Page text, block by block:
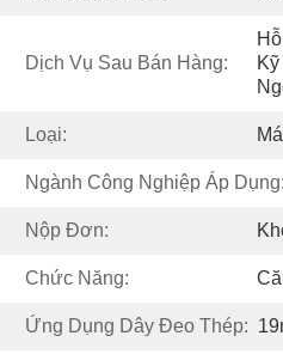
Dịch Vụ Sau Bán Hàng:
Loại:
Ngành Công Nghiệp Áp Dụng:
Nộp Đơn:
Chức Năng:
Ứng Dụng Dây Đeo Thép: